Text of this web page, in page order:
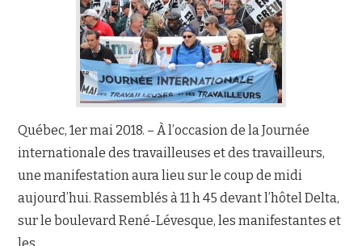
Québec, 1er mai 2018. – À l’occasion de la Journée
internationale des travailleuses et des travailleurs,
une manifestation aura lieu sur le coup de midi
aujourd’hui. Rassemblés à 11 h 45 devant l’hôtel Delta,
sur le boulevard René-Lévesque, les manifestantes et